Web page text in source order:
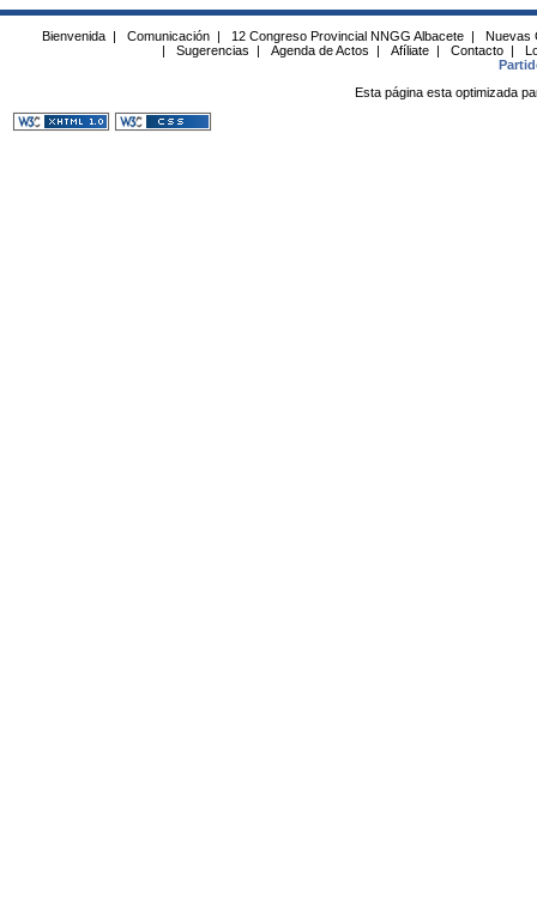
Bienvenida | Comunicación | 12 Congreso Provincial NNGG Albacete |
Nuevas
|
Sugerencias | Agenda de Actos | Afíliate | Contacto |
Esta página esta optimizada